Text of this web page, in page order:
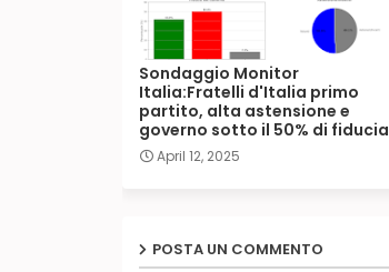
Sondaggio Monitor
Italia:Fratelli d'Italia primo
partito, alta astensione e
governo sotto il 50% di fiducia
April 12, 2025
POSTA UN COMMENTO